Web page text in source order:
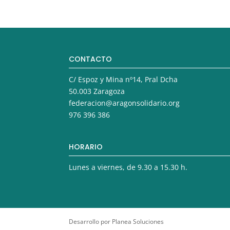
CONTACTO
C/ Espoz y Mina nº14, Pral Dcha
50.003 Zaragoza
federacion@aragonsolidario.org
976 396 386
HORARIO
Lunes a viernes, de 9.30 a 15.30 h.
Desarrollo por Planea Soluciones